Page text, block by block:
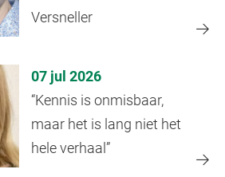
Versneller
07 jul 2026
“Kennis is onmisbaar,
maar het is lang niet het
hele verhaal”